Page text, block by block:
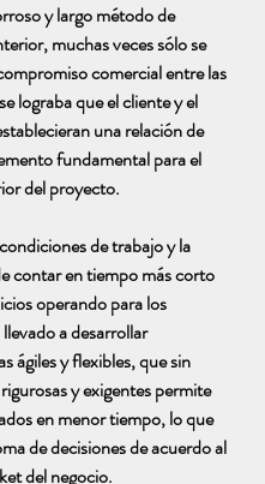
y largo método de
muchas veces sólo se
comercial entre las
lograba que el cliente y el
una relación de
fundamental para el
del proyecto.
de trabajo y la
contar en tiempo más corto
operando para los
a desarrollar
ágiles y flexibles, que sin
y exigentes permite
en menor tiempo, lo que
de decisiones de acuerdo al
del negocio.